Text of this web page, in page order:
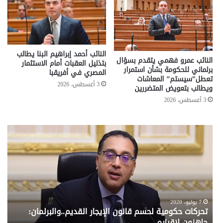
النائب عمرو فهمي يتقدم بسؤال
برلماني للحكومة بشأن استمرار
تعطل”سيستم” المعاشات
ويطالب بتعويض المتضررين
3 أغسطس، 2026
النائب أحمد إبراهيم البنا يطالب
بتذليل العقبات أمام الاستثمار
المصري في أفريقبا
3 أغسطس، 2026
تحركات
حكومية
لحسم
قانون
القديم..والبرلمان:
جاهزون
لإقراره
7 يوليو، 2020
تحركات حكومية لحسم قانون الإيجار القديم..والبرلمان:
..
من